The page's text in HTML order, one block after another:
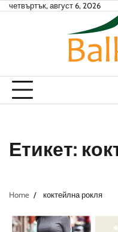
Skipчетвъртък, август 6, 2026
Етикет:
Home коктейлна рокля